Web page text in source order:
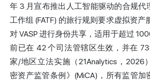
年 3 月宣布推出人工智能驱动的合规代
工作组 (FATF) 的旅行规则要求虚拟资产
对 VASP 进行身份共享，适用于超过
前已在 42 个司法管辖区生效，并在
家/地区立法实施（21Analytics，2026
密资产监管条例》(MiCA)，所有监管加